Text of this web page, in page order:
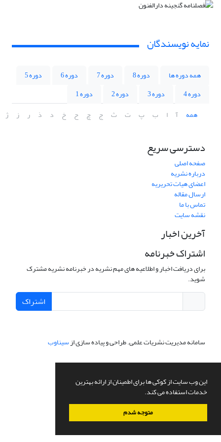
این وب سایت از کوکی ها برای اطمینان از ارائه بهترین
خدمات استفاده می کند.
متوجه شدم
نمایه نویسندگان
همه دوره ها دوره 8 دوره 7 دوره 6
دوره 5
دوره 4
دوره 3 دوره 2
دوره 1
همه
آ ا ب پ ت ث ج چ ح خ د ذ ر ز ژ
دسترسی سریع
صفحه اصلی
درباره نشریه
اعضای هیات تحریریه
ارسال مقاله
تماس با ما
نقشه سایت
آخرین اخبار
اشتراک خبرنامه
برای دریافت اخبار و اطلاعیه های مهم نشریه در خبرنامه نشریه مشترک
شوید.
اشتراک
سامانه مدیریت نشریات علمی.طراحی و پیاده سازی ازسیناوب